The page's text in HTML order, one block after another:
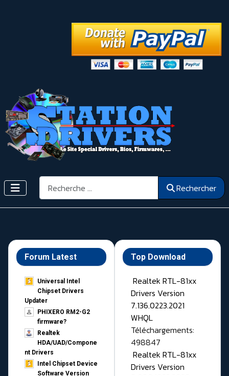
Rechercher Rechercher
Forum Latest
Universal Intel
Chipset Drivers
Updater​
PHIXERO RM2-G2
firmware?
Realtek
HDA/UAD/Compone
nt Drivers
Intel Chipset Device
Software Version
Top Download
Realtek RTL-81xx
Drivers Version
7.136.0223.2021
WHQL
Téléchargements:
498847
Realtek RTL-81xx
Drivers Version